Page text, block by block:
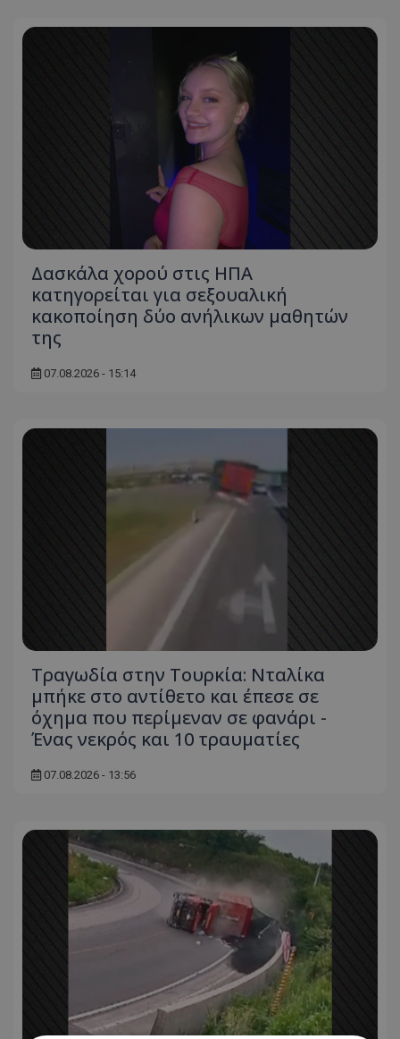
Δασκάλα χορού στις ΗΠΑ
κατηγορείται για σεξουαλική
κακοποίηση δύο ανήλικων μαθητών
της
07.08.2026 - 15:14
Τραγωδία στην Τουρκία: Νταλίκα
μπήκε στο αντίθετο και έπεσε σε
όχημα που περίμεναν σε φανάρι -
Ένας νεκρός και 10 τραυματίες
07.08.2026 - 13:56